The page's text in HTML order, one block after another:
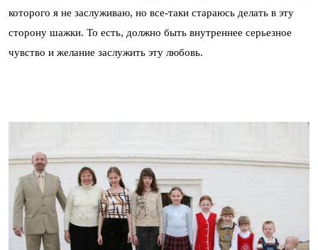
которого я не заслуживаю, но все-таки стараюсь делать в эту
сторону шажки. То есть, должно быть внутреннее серьезное
чувство и желание заслужить эту любовь.